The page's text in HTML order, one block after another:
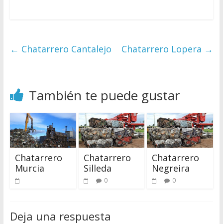
← Chatarrero Cantalejo Chatarrero Lopera →
También te puede gustar
Chatarrero
Murcia
Chatarrero
Silleda
0
Chatarrero
Negreira
0
Deja una respuesta